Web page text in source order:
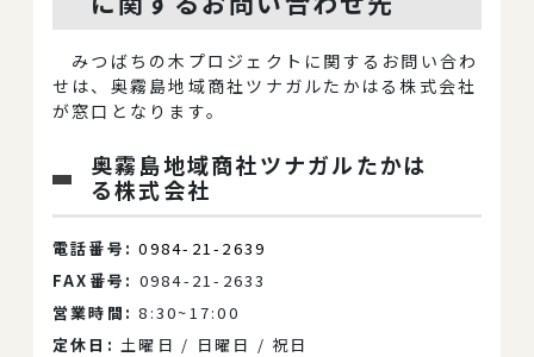
みつばちの木プロジェクトに関するお問い合わ
せは、奥霧島地域商社ツナガルたかはる株式会社
が窓口となります。
奥霧島地域商社ツナガルたかは
る株式会社
電話番号: 0984-21-2639
FAX番号: 0984-21-2633
営業時間: 8:30~17:00
定休日: 土曜日 / 日曜日 / 祝日